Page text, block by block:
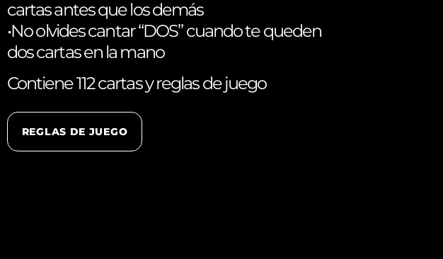
cartas antes que los demás
•⁠ ⁠No olvides cantar “DOS” cuando te queden
dos cartas en la mano
Contiene 112 cartas y reglas de juego
REGLAS DE JUEGO